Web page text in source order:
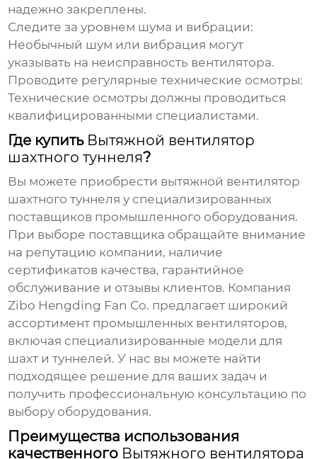
надежно закреплены.
Следите за уровнем шума и вибрации:
Необычный шум или вибрация могут
указывать на неисправность вентилятора.
Проводите регулярные технические осмотры:
Технические осмотры должны проводиться
квалифицированными специалистами.
Где купить Вытяжной вентилятор
шахтного туннеля?
Вы можете приобрести вытяжной вентилятор
шахтного туннеля у специализированных
поставщиков промышленного оборудования.
При выборе поставщика обращайте внимание
на репутацию компании, наличие
сертификатов качества, гарантийное
обслуживание и отзывы клиентов. Компания
Zibo Hengding Fan Co. предлагает широкий
ассортимент промышленных вентиляторов,
включая специализированные модели для
шахт и туннелей. У нас вы можете найти
подходящее решение для ваших задач и
получить профессиональную консультацию по
выбору оборудования.
Преимущества использования
качественного Вытяжного вентилятора